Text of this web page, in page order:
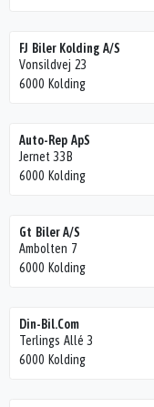
FJ Biler Kolding A/S
Vonsildvej 23
6000 Kolding
Auto-Rep ApS
Jernet 33B
6000 Kolding
Gt Biler A/S
Ambolten 7
6000 Kolding
Din-Bil.Com
Terlings Allé 3
6000 Kolding